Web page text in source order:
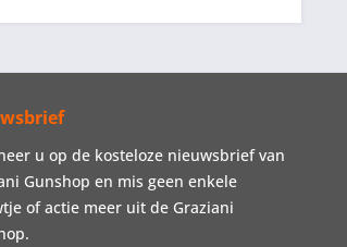
u op de kosteloze nieuwsbrief van
Gunshop en mis geen enkele
of actie meer uit de Graziani